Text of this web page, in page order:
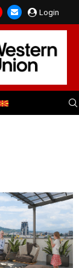
Login